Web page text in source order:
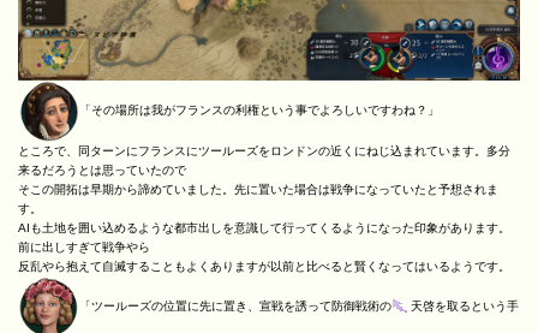
「その場所は我がフランスの利権という事でよろしいですわね？」
ところで、同ターンにフランスにツールーズをロンドンの近くにねじ込まれています。多分
来るだろうとは思っていたので
そこの開拓は早期から諦めていました。先に置いた場合は戦争になっていたと予想されま
す。
AIも土地を囲い込めるような都市出しを意識して行ってくるようになった印象があります。
前に出しすぎて戦争やら
反乱やら抱えて自滅することもよくありますが以前と比べると賢くなってはいるようです。
「ツールーズの位置に先に置き、宣戦を誘って防御戦術の 天啓を取るという手